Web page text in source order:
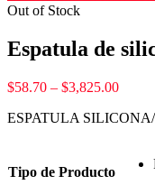
Out of Stock
Espatula de
$58.70 – $3,825.00
ESPATULA
Tipo de Producto